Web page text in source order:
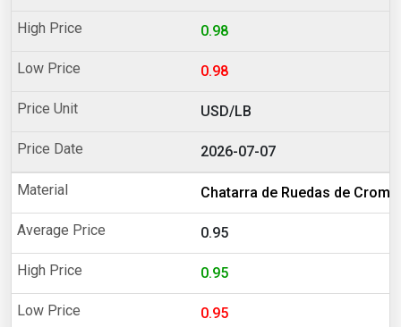
0.98
0.98
USD/LB
2026-07-07
Chatarra de Ruedas de Cromo
0.95
0.95
0.95